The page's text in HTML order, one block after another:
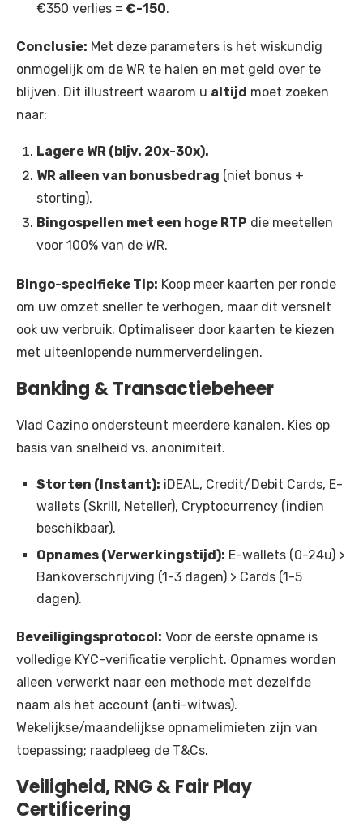
€350 verlies = €-150.
Conclusie: Met deze parameters is het wiskundig
onmogelijk om de WR te halen en met geld over te
blijven. Dit illustreert waarom u altijd moet zoeken
naar:
Lagere WR (bijv. 20x-30x).
WR alleen van bonusbedrag (niet bonus +
storting).
Bingospellen met een hoge RTP die meetellen
voor 100% van de WR.
Bingo-specifieke Tip: Koop meer kaarten per ronde
om uw omzet sneller te verhogen, maar dit versnelt
ook uw verbruik. Optimaliseer door kaarten te kiezen
met uiteenlopende nummerverdelingen.
Banking & Transactiebeheer
Vlad Cazino ondersteunt meerdere kanalen. Kies op
basis van snelheid vs. anonimiteit.
Storten (Instant): iDEAL, Credit/Debit Cards, E-
wallets (Skrill, Neteller), Cryptocurrency (indien
beschikbaar).
Opnames (Verwerkingstijd): E-wallets (0-24u) >
Bankoverschrijving (1-3 dagen) > Cards (1-5
dagen).
Beveiligingsprotocol: Voor de eerste opname is
volledige KYC-verificatie verplicht. Opnames worden
alleen verwerkt naar een methode met dezelfde
naam als het account (anti-witwas).
Wekelijkse/maandelijkse opnamelimieten zijn van
toepassing; raadpleeg de T&Cs.
Veiligheid, RNG & Fair Play
Certificering